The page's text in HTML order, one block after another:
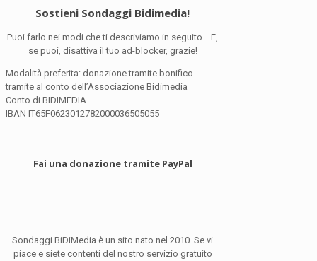
Sostieni Sondaggi Bidimedia!
Puoi farlo nei modi che ti descriviamo in seguito… E,
se puoi, disattiva il tuo ad-blocker, grazie!
Modalità preferita: donazione tramite bonifico
tramite al conto dell’Associazione Bidimedia
Conto di BIDIMEDIA
IBAN IT65F0623012782000036505055
Fai una donazione tramite PayPal
Sondaggi BiDiMedia è un sito nato nel 2010. Se vi
piace e siete contenti del nostro servizio gratuito